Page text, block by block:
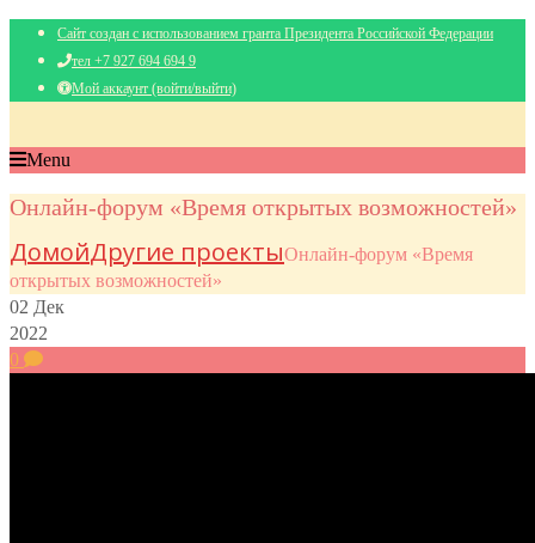
Сайт создан с использованием гранта Президента Российской Федерации
тел +7 927 694 694 9
Мой аккаунт (войти/выйти)
Menu
Онлайн-форум «Время открытых возможностей»
ДомойДругие проектыОнлайн-форум «Время
открытых возможностей»
02 Дек
2022
0